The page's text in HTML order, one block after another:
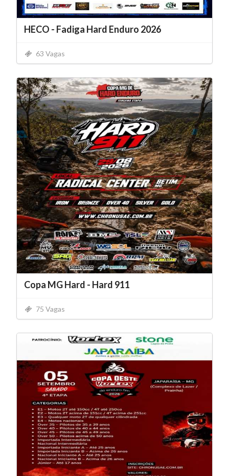
HECO - Fadiga Hard Enduro 2026
63 Vagas
Copa MG Hard - Hard 911
75 Vagas